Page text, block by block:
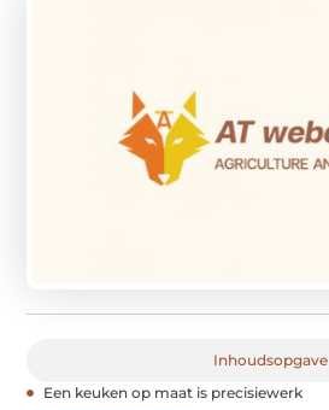
Inhoudsopgave
Een keuken op maat is precisiewerk